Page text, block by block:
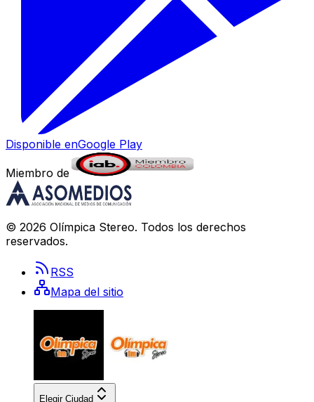
Disponible enGoogle Play
Miembro de
© 2026 Olímpica Stereo. Todos los derechos
reservados.
RSS
Mapa del sitio
Elegir Ciudad